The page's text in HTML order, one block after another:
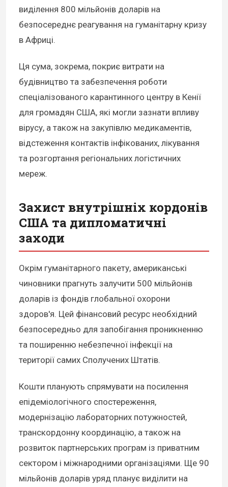
виділення 800 мільйонів доларів на
безпосереднє реагування на гуманітарну кризу
в Африці.
Ця сума, зокрема, покриє витрати на
будівництво та забезпечення роботи
спеціалізованого карантинного центру в Кенії
для громадян США, які могли зазнати впливу
вірусу, а також на закупівлю медикаментів,
відстеження контактів інфікованих, лікування
та розгортання регіональних логістичних
мереж.
Захист внутрішніх кордонів
США та дипломатичні
заходи
Окрім гуманітарного пакету, американські
чиновники прагнуть залучити 500 мільйонів
доларів із фондів глобальної охорони
здоров'я. Цей фінансовий ресурс необхідний
безпосередньо для запобігання проникненню
та поширенню небезпечної інфекції на
території самих Сполучених Штатів.
Кошти планують спрямувати на посилення
епідеміологічного спостереження,
модернізацію лабораторних потужностей,
транскордонну координацію, а також на
розвиток партнерських програм із приватним
сектором і міжнародними організаціями. Ще 90
мільйонів доларів уряд планує виділити на